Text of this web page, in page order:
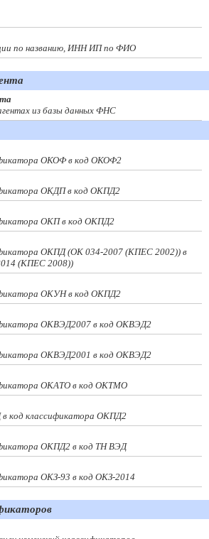
по названию, ИНН ИП по ФИО
из базы данных ФНС
ОКОФ в код ОКОФ2
ОКДП в код ОКПД2
ОКП в код ОКПД2
ОКПД (ОК 034-2007 (КПЕС 2002)) в
(КПЕС 2008))
ОКУН в код ОКПД2
ОКВЭД2007 в код ОКВЭД2
ОКВЭД2001 в код ОКВЭД2
ОКАТО в код ОКТМО
код классификатора ОКПД2
ОКПД2 в код ТН ВЭД
ОКЗ-93 в код ОКЗ-2014